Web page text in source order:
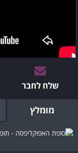
שלח לחבר
מומלץ